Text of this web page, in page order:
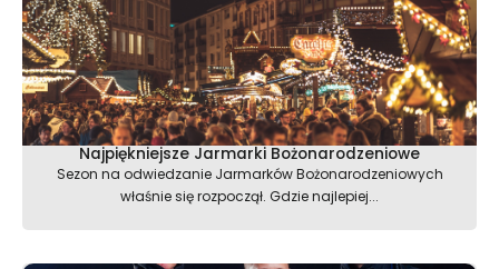
Najpiękniejsze Jarmarki Bożonarodzeniowe
Sezon na odwiedzanie Jarmarków Bożonarodzeniowych
właśnie się rozpoczął. Gdzie najlepiej...